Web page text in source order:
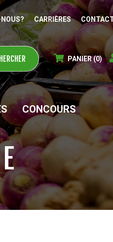
CARRIÈRES
PANIER (0)
CONCOURS